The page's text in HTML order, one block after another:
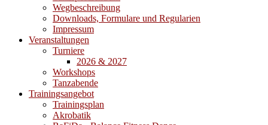
Wegbeschreibung
Downloads, Formulare und Regularien
Impressum
Veranstaltungen
Turniere
2026 & 2027
Workshops
Tanzabende
Trainingsangebot
Trainingsplan
Akrobatik